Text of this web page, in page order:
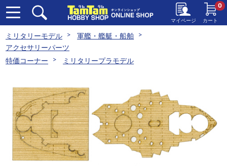
マイページ カート
0
ミリタリーモデル
軍艦・艦艇・船舶
アクセサリーパーツ
特価コーナー
ミリタリープラモデル